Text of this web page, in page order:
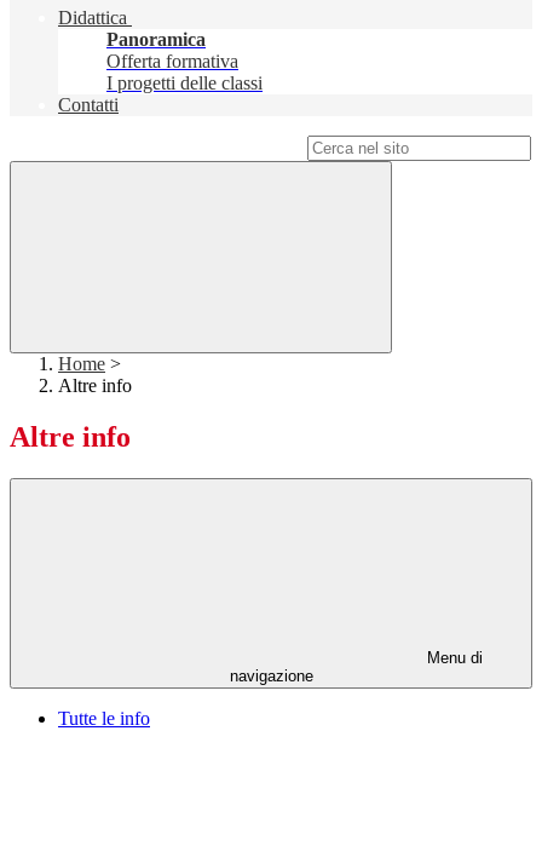
Didattica
Panoramica
Offerta formativa
I progetti delle classi
Contatti
Home >
Altre info
Altre info
Menu di
navigazione
Tutte le info